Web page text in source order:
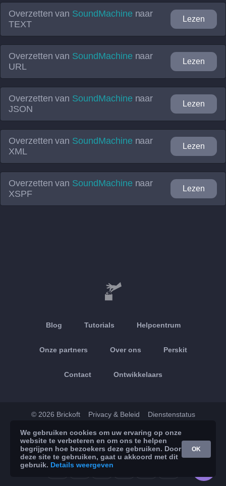
Overzetten van SoundMachine naar
TEXT
Lezen
Overzetten van SoundMachine naar
URL
Lezen
Overzetten van SoundMachine naar
JSON
Lezen
Overzetten van SoundMachine naar
XML
Lezen
Overzetten van SoundMachine naar
XSPF
Lezen
Blog Tutorials Helpcentrum
Onze partners Over ons Perskit
Contact Ontwikkelaars
© 2026 Brickoft Privacy & Beleid Dienstenstatus
App Store Google Play
We gebruiken cookies om uw ervaring op onze
website te verbeteren en om ons te helpen
begrijpen hoe bezoekers deze gebruiken. Door
deze site te gebruiken, gaat u akkoord met dit
gebruik. Details weergeven
OK